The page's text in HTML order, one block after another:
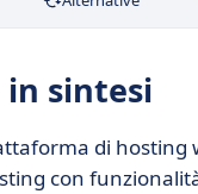
in sintesi
di
con